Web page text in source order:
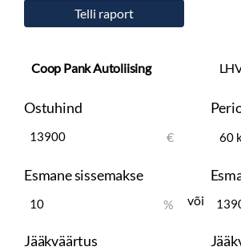
Coop Pank Autoliising
Ostuhind
€
Esmane sissemakse
% või
Jääkväärtus